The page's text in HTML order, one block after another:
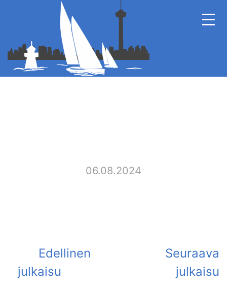
06.08.2024